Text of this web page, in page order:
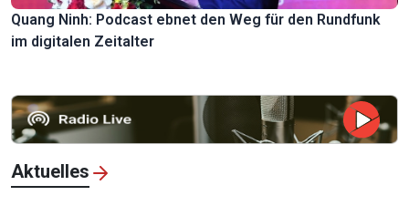
Quang Ninh: Podcast ebnet den Weg für den Rundfunk
im digitalen Zeitalter
Aktuelles